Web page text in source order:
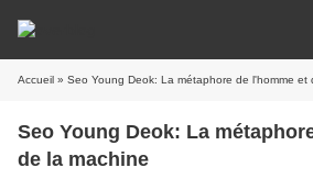
Accueil » Seo Young Deok: La métaphore de l'homme et
Seo Young Deok: La
de la machine